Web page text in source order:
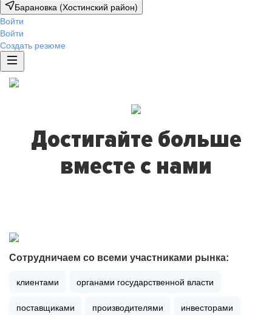
Барановка (Хостинский район)
Войти
Войти
Создать резюме
Достигайте больше
вместе с нами
Сотрудничаем со всеми участниками рынка:
клиентами органами государственной власти
поставщиками производителями инвесторами